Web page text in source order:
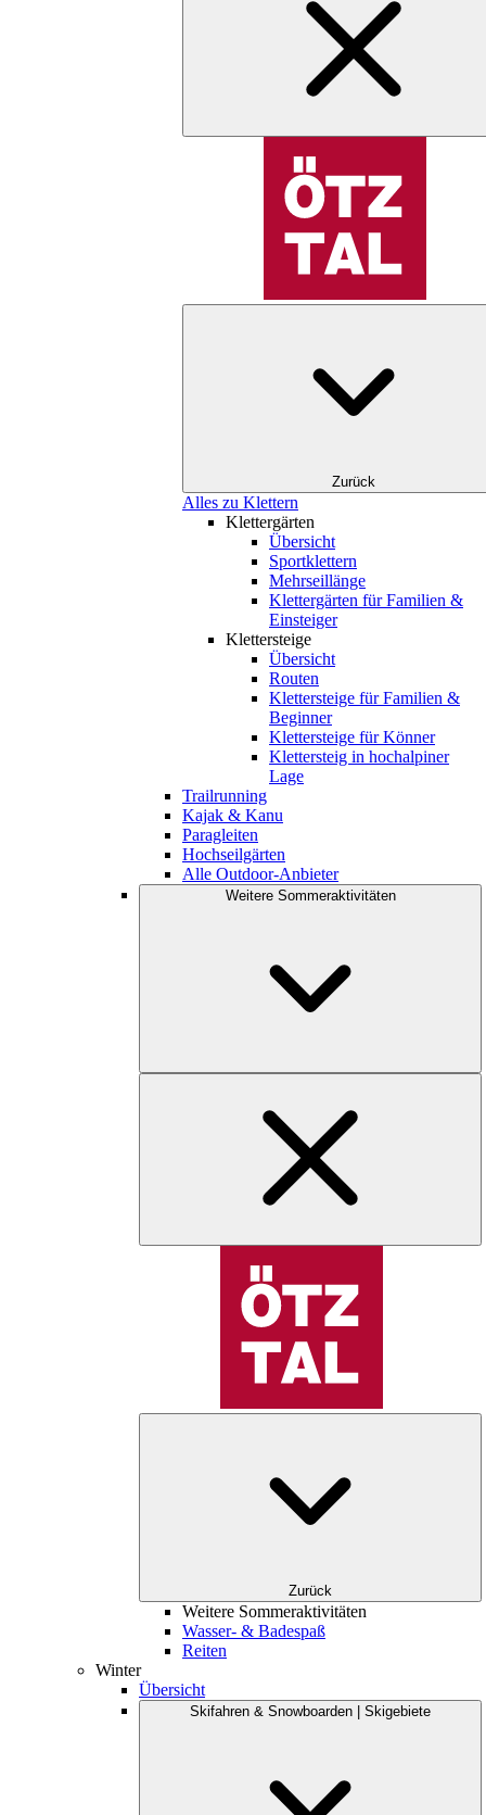
Zurück
Alles zu Klettern
Klettergärten
Übersicht
Sportklettern
Mehrseillänge
Klettergärten für Familien &
Einsteiger
Klettersteige
Übersicht
Routen
Klettersteige für Familien &
Beginner
Klettersteige für Könner
Klettersteig in hochalpiner
Lage
Trailrunning
Kajak & Kanu
Paragleiten
Hochseilgärten
Alle Outdoor-Anbieter
Weitere Sommeraktivitäten
Zurück
Weitere Sommeraktivitäten
Wasser- & Badespaß
Reiten
Winter
Übersicht
Skifahren & Snowboarden | Skigebiete